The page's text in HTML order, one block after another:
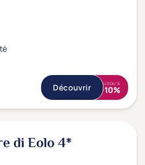
Découvrir JUSQU'À
-10%
di Eolo4*